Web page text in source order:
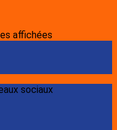
affichées
sociaux